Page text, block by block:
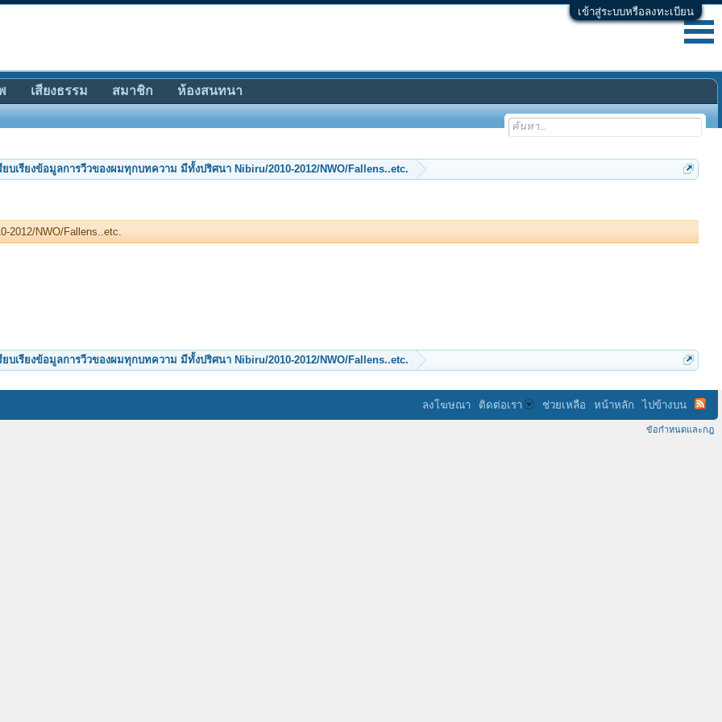
เข้าสู่ระบบหรือลงทะเบียน
ยบเรียงข้อมูลการวีวของผมทุกบทความ มีทั้งปริศนา Nibiru/2010-2012/NWO/Fallens..etc.
2012/NWO/Fallens..etc.
ยบเรียงข้อมูลการวีวของผมทุกบทความ มีทั้งปริศนา Nibiru/2010-2012/NWO/Fallens..etc.
เสียงธรรม สมาชิก ห้องสนทนา
ลงโฆษณา ติดต่อเรา ช่วยเหลือ หน้าหลัก ไปข้างบน
ข้อกำหนดและกฎ